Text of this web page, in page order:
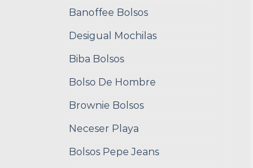
Banoffee Bolsos
Desigual Mochilas
Biba Bolsos
Bolso De Hombre
Brownie Bolsos
Neceser Playa
Bolsos Pepe Jeans